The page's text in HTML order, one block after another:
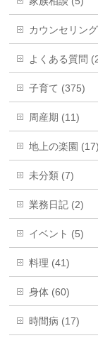
カウンセリン
よくある質問
子育て (375)
周産期 (11)
地上の楽園 (17)
未分類 (7)
業務日記 (2)
イベント (5)
料理 (41)
身体 (60)
時間病 (17)